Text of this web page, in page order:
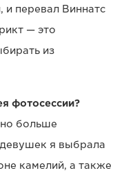
и перевал Виннатс
— это
из
фотосессии?
больше
я выбрала
камелий, а также